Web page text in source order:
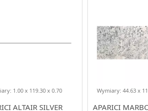
ALTAIR SILVER
1.00 x 119.30 x 0.70
APARICI
Wymiary: 44.63 x